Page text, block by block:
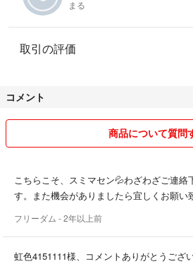
まる
取引の評価
コメント
商品について質問
こちらこそ、スミマセン💦わざわざご連絡
す。また機会がありましたら宜しくお願い
フリーダム - 2年以上前
虹色4151111様、コメントありがとうござ